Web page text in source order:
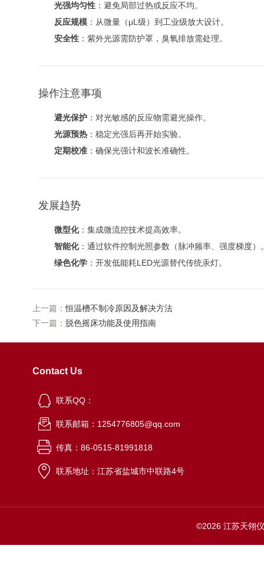
光强均匀性 ：避免局部过热或反应不均。
反应规模 ：从微量（μL级）到工业级放大设计。
安全性 ：紫外光源需防护罩，臭氧排放需处理。
操作注意事项
避光保护 ：对光敏感的反应物需避光操作。
光源预热 ：稳定光强后再开始实验。
定期校准 ：确保光强计和波长准确性。
发展趋势
微型化：集成微流控技术提高效率。
智能化：通过软件控制光照参数（脉冲频率、强度梯度）
绿色化学 ：开发低能耗LED光源替代传统汞灯。
上一篇：恒温槽不制冷原因及解决方法
下一篇： 脱色摇床功能及使用指南
Contact Us
联系QQ：
联系邮箱：1254776805@qq.com
传真：86-0515-81991818
联系地址：江苏省盐城市中联路4号
©2026 江苏天翎